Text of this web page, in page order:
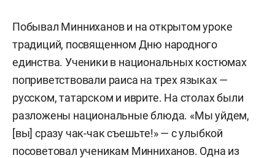
Побывал Минниханов и на открытом уроке
традиций, посвященном Дню народного
единства. Ученики в национальных костюмах
поприветствовали раиса на трех языках —
русском, татарском и иврите. На столах были
разложены национальные блюда. «Мы уйдем,
[вы] сразу чак-чак съешьте!» — с улыбкой
посоветовал ученикам Минниханов. Одна из